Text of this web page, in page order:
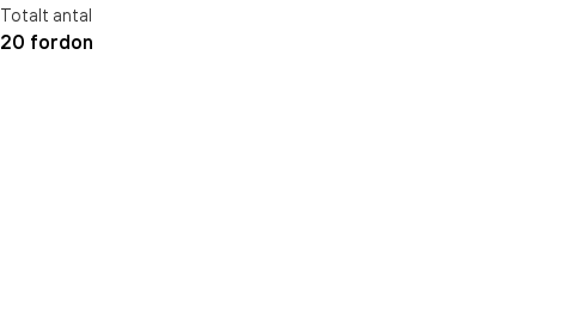
Totalt antal
20 fordon